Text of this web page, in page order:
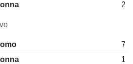
2
7
1